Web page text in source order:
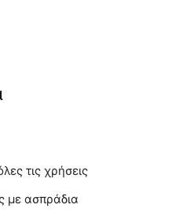
τις χρήσεις
με ασπράδια